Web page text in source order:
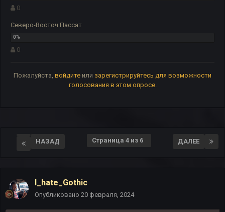
0
Северо-Восточ Пассат
0
Пожалуйста, войдите или зарегистрируйтесь для возможности
голосования в этом опросе.
НАЗАД ДАЛЕЕ
Страница 4 из 6
I_hate_Gothic
Опубликовано 20 февраля, 2024